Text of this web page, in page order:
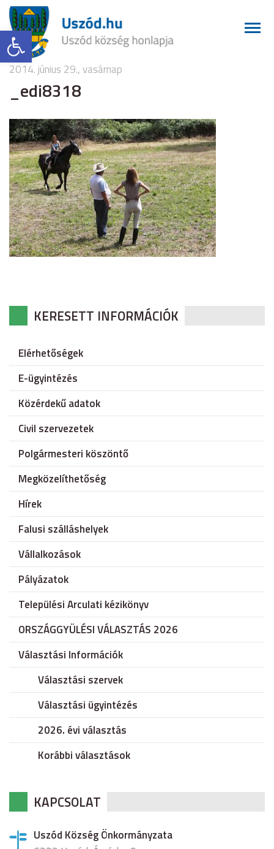
Eszköztár megnyitása
2014. június 29., vasárnap
_edi8318
KERESETT INFORMÁCIÓK
Elérhetőségek
E-ügyintézés
Közérdekű adatok
Civil szervezetek
Polgármesteri köszöntő
Megközelíthetőség
Hírek
Falusi szálláshelyek
Vállalkozások
Pályázatok
Települési Arculati kézikönyv
ORSZÁGGYÜLÉSI VÁLASZTÁS 2026
Választási Információk
Választási szervek
Választási ügyintézés
2026. évi választás
Korábbi választások
KAPCSOLAT
Uszód Község Önkormányzata